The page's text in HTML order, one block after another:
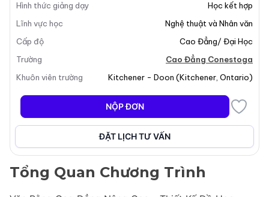
+11
Tổng Quan Chương Trình
Hình thức giảng dạy
Học kết hợp
Lĩnh vực học
Nghệ thuật và Nhân văn
Cấp độ
Cao Đẳng/ Đại Học
Trường
Cao Đẳng Conestoga
Khuôn viên trường
Kitchener - Doon (Kitchener Ontario)
NỘP ĐƠN
ĐẶT LỊCH TƯ VẤN